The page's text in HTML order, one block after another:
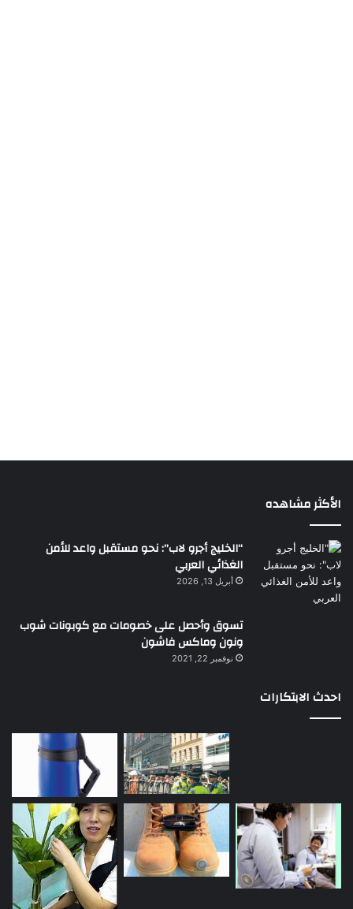
الأكثر مشاهده
“الخليج أجرو لاب”: نحو مستقبل واعد للأمن
الغذائي العربي
أبريل 13, 2026
تسوق وأحصل على خصومات مع كوبونات شوب
ونون وماكس فاشون
نوفمبر 22, 2021
احدث الابتكارات